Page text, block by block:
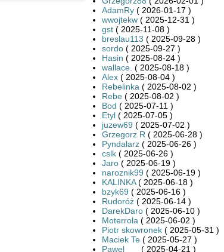
AdamRy( 2026-01-17 )
wwojtekw( 2025-12-31 )
gst( 2025-11-08 )
breslau113 ( 2025-09-28 )
sordo( 2025-09-27 )
Hasin ( 2025-08-24 )
wallace. ( 2025-08-18 )
Alex( 2025-08-04 )
Rebelinka ( 2025-08-02 )
Rebe( 2025-08-02 )
Bod ( 2025-07-11 )
Etyl( 2025-07-05 )
juzew69 ( 2025-07-02 )
Grzegorz R ( 2025-06-28 )
Pyndalarz( 2025-06-26 )
cslk( 2025-06-26 )
Jaro( 2025-06-19 )
naroznik99 ( 2025-06-19 )
KALINKA( 2025-06-18 )
bzyk69 ( 2025-06-16 )
Rudoróż( 2025-06-14 )
DarekDaro( 2025-06-10 )
Moterrola ( 2025-06-02 )
Piotr skowronek( 2025-05-31 )
Maciek Te( 2025-05-27 )
Pawel___
( 2025-04-21 )